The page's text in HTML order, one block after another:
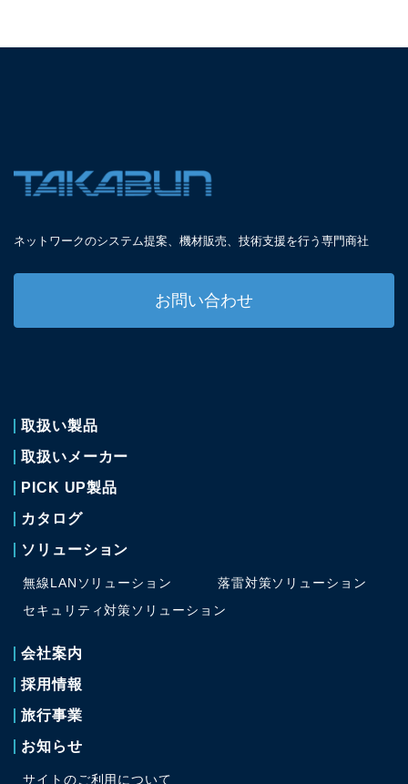
ネットワークのシステム提案、 機材販売、技術支援を行う専門商社
お問い合わせ
取扱い製品
取扱いメーカー
PICK UP製品
カタログ
ソリューション
無線LANソリューション
落雷対策ソリューション
セキュリティ対策ソリューション
会社案内
採用情報
旅行事業
お知らせ
サイトのご利用について